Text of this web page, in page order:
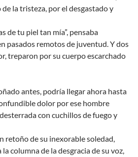
la tristeza, por el desgastado y
de tu piel tan mía”, pensaba
pasados remotos de juventud. Y dos
treparon por su cuerpo escarchado
antes, podría llegar ahora hasta
dolor por ese hombre
con cuchillos de fuego y
retoño de su inexorable soledad,
columna de la desgracia de su voz,